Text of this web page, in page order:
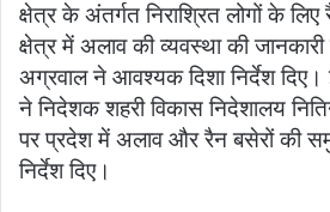
क्षेत्र के अंतर्गत निराश्रित लोगों के
क्षेत्र में अलाव की व्यवस्था की
अग्रवाल ने आवश्यक दिशा निर्देश दिए।
ने निदेशक शहरी विकास निदेशालय
पर प्रदेश में अलाव और रैन बसेरों की
निर्देश दिए।